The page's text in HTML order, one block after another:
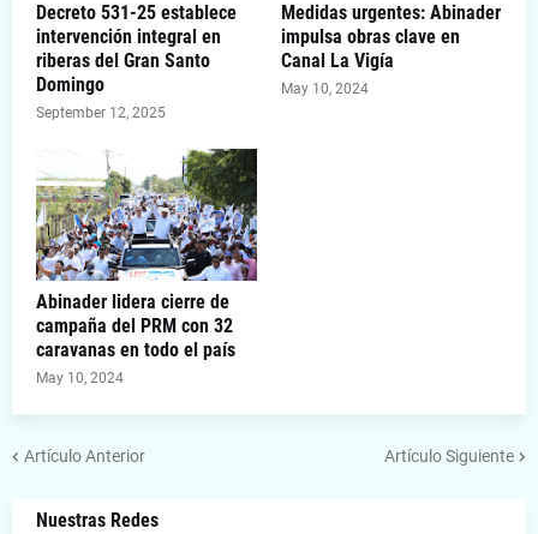
Decreto 531-25 establece
intervención integral en
riberas del Gran Santo
Domingo
September 12, 2025
Medidas urgentes: Abinader
impulsa obras clave en
Canal La Vigía
May 10, 2024
Abinader lidera cierre de
campaña del PRM con 32
caravanas en todo el país
May 10, 2024
Artículo Anterior Artículo Siguiente
Nuestras Redes